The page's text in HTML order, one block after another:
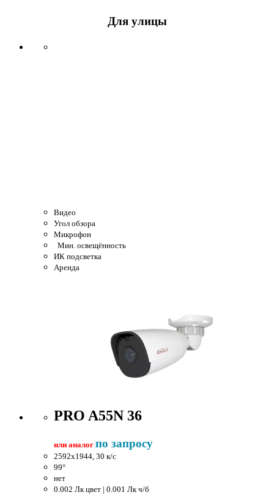
Для улицы
Видео
Угол обзора
Микрофон
Мин. освещённость
ИК подсветка
Аренда
PRO A55N 36
или аналог по запросу
2592x1944, 30 к/c
99°
нет
0.002 Лк цвет | 0.001 Лк ч/б